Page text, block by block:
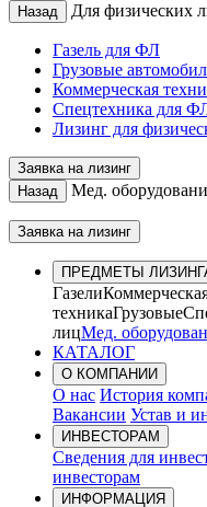
Назад
Для физических
Газель для ФЛ
Грузовые
Коммерческая
Спецтехника для
Лизинг для
Заявка на лизинг
Назад
Мед.
Заявка на лизинг
ПРЕДМЕТЫ
Газели
техникаГрузовые
лицМед.
КАТАЛОГ
О КОМПАНИИ
О нас История
Вакансии Устав и
ИНВЕСТОРАМ
Сведения для
инвесторам
ИНФОРМАЦИЯ